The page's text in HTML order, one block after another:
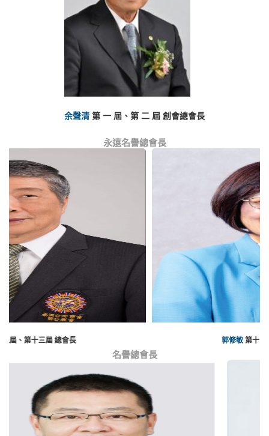
余聲清 第 一 屆、第 二 屆 創會總會長
永遠名譽總會長
名譽總會長